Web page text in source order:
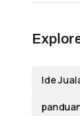
Ide